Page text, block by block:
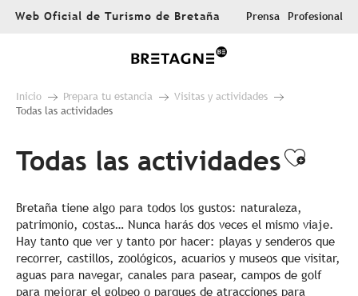
AllerWeb Oficial de Turismo de Bretaña Prensa Profesional
Inicio Prepara tu estancia
Visitas y actividades
Todas las actividades
Todas las actividades
Bretaña tiene algo para todos los gustos: naturaleza,
patrimonio, costas… Nunca harás dos veces el mismo viaje.
Hay tanto que ver y tanto por hacer: playas y senderos que
recorrer, castillos, zoológicos, acuarios y museos que visitar,
aguas para navegar, canales para pasear, campos de golf
para mejorar el golpeo o parques de atracciones para